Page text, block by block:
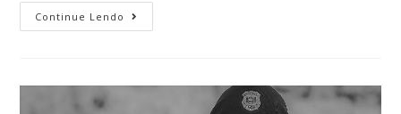
Continue Lendo